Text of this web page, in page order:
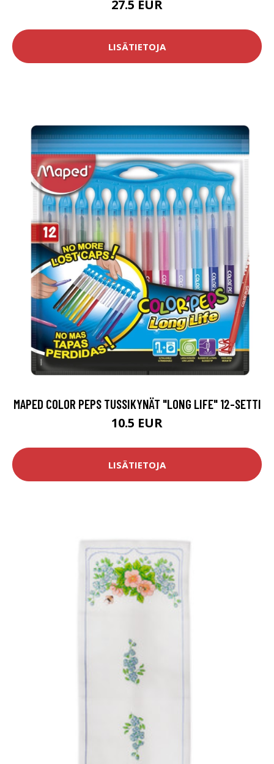
27.5 EUR
LISÄTIETOJA
MAPED COLOR PEPS TUSSIKYNÄT "LONG LIFE" 12-SETTI
10.5 EUR
LISÄTIETOJA